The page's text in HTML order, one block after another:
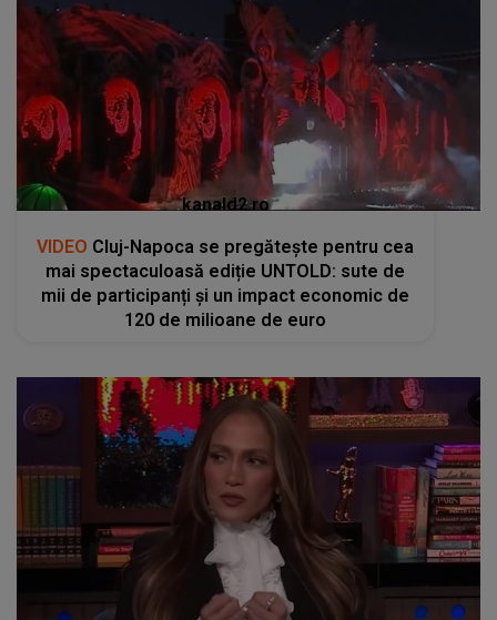
kanald2.ro
VIDEO Cluj-Napoca se pregătește pentru cea
mai spectaculoasă ediție UNTOLD: sute de
mii de participanți și un impact economic de
120 de milioane de euro